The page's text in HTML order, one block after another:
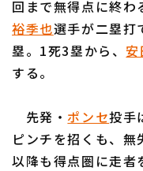
オリックス
福岡ソフト
回まで無得点に終
裕季也選手が二塁打
塁。1死3塁から、安
する。
先発・ ポンセ投手
ピンチを招くも、無
以降も得点圏に走者